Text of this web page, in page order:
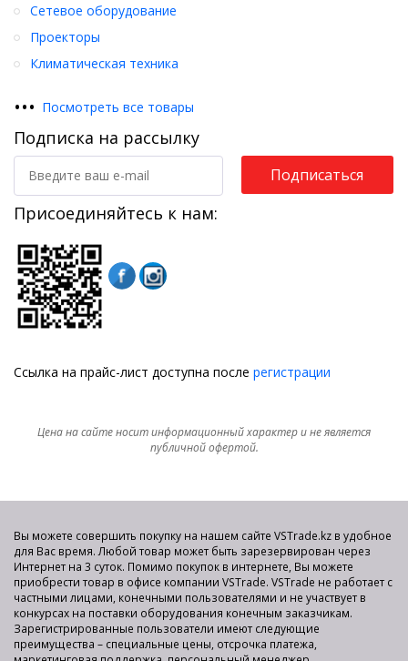
Сетевое оборудование
Проекторы
Климатическая техника
••• Посмотреть все товары
Подписка на рассылку
Подписаться
Присоединяйтесь к нам:
Ссылка на прайс-лист доступна после регистрации
Цена на сайте носит информационный характер и не является
публичной офертой.
Вы можете совершить покупку на нашем сайте VSTrade.kz в удобное
для Вас время. Любой товар может быть зарезервирован через
Интернет на 3 суток. Помимо покупок в интернете, Вы можете
приобрести товар в офисе компании VSTrade. VSTrade не работает с
частными лицами, конечными пользователями и не участвует в
конкурсах на поставки оборудования конечным заказчикам.
Зарегистрированные пользователи имеют следующие
преимущества – специальные цены, отсрочка платежа,